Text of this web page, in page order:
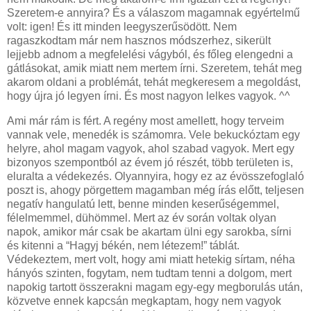
Szeretem-e annyira? És a válaszom magamnak egyértelmű
volt: igen! És itt minden leegyszerűsödött. Nem
ragaszkodtam már nem hasznos módszerhez, sikerült
lejjebb adnom a megfelelési vágyból, és főleg elengedni a
gátlásokat, amik miatt nem mertem írni. Szeretem, tehát meg
akarom oldani a problémát, tehát megkeresem a megoldást,
hogy újra jó legyen írni. És most nagyon lelkes vagyok. ^^
Ami már rám is fért. A regény most amellett, hogy terveim
vannak vele, menedék is számomra. Vele bekuckóztam egy
helyre, ahol magam vagyok, ahol szabad vagyok. Mert egy
bizonyos szempontból az évem jó részét, több területen is,
eluralta a védekezés. Olyannyira, hogy ez az évösszefoglaló
poszt is, ahogy pörgettem magamban még írás előtt, teljesen
negatív hangulatú lett, benne minden keserűségemmel,
félelmemmel, dühömmel. Mert az év során voltak olyan
napok, amikor már csak be akartam ülni egy sarokba, sírni
és kitenni a “Hagyj békén, nem létezem!” táblát.
Védekeztem, mert volt, hogy ami miatt hetekig sírtam, néha
hányós szinten, fogytam, nem tudtam tenni a dolgom, mert
napokig tartott összerakni magam egy-egy megborulás után,
közvetve ennek kapcsán megkaptam, hogy nem vagyok